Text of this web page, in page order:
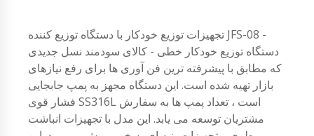
تجهیزات توزیع خودکار با دستگاه توزیع كننده JFS-08 -
دستگاه توزیع خودکار خطی - كالای سودمند نسل جدیدی
كه مطابق با پیشرفته ترین فن آوری ها برای رفع نیازهای
بازار تهیه شده است. این دستگاه مجهز به پمپ جابجایی
فشار قوی SS316L است ، تعداد پمپ ها به سفارش
مشتریان توسعه می یابد. این مدل با تجهیزات انباشت